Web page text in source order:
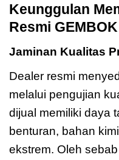
Keunggulan
Resmi
Jaminan Kualitas
Dealer resmi
melalui pengujian
dijual memiliki daya
benturan, bahan
ekstrem. Oleh